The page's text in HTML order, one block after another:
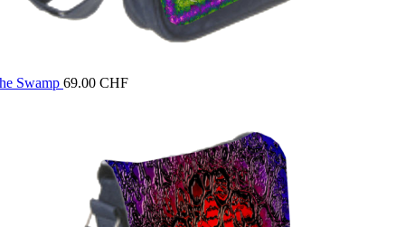
Swamp 69.00 CHF